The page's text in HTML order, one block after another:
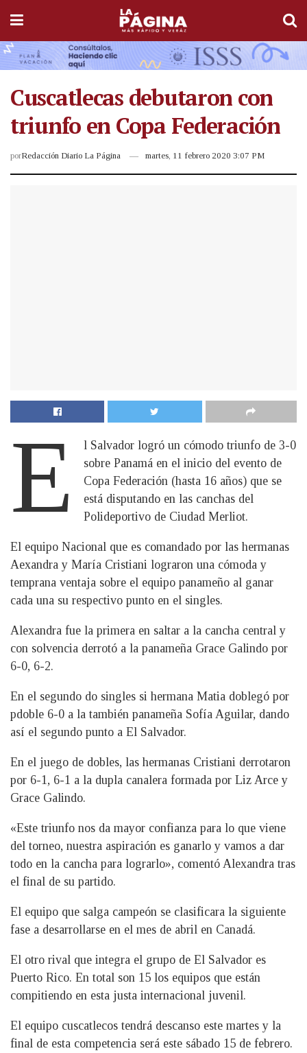
Cuscatlecas debutaron con
triunfo en Copa Federación
porRedacción Diario La Página martes, 11 febrero 2020 3:07 PM
E
l Salvador logró un cómodo triunfo de 3-0
sobre Panamá en el inicio del evento de
Copa Federación (hasta 16 años) que se
está disputando en las canchas del
Polideportivo de Ciudad Merliot.
El equipo Nacional que es comandado por las hermanas
Aexandra y María Cristiani lograron una cómoda y
temprana ventaja sobre el equipo panameño al ganar
cada una su respectivo punto en el singles.
Alexandra fue la primera en saltar a la cancha central y
con solvencia derrotó a la panameña Grace Galindo por
6-0, 6-2.
En el segundo do singles si hermana Matia doblegó por
pdoble 6-0 a la también panameña Sofía Aguilar, dando
así el segundo punto a El Salvador.
En el juego de dobles, las hermanas Cristiani derrotaron
por 6-1, 6-1 a la dupla canalera formada por Liz Arce y
Grace Galindo.
«Este triunfo nos da mayor confianza para lo que viene
del torneo, nuestra aspiración es ganarlo y vamos a dar
todo en la cancha para lograrlo», comentó Alexandra tras
el final de su partido.
El equipo que salga campeón se clasificara la siguiente
fase a desarrollarse en el mes de abril en Canadá.
El otro rival que integra el grupo de El Salvador es
Puerto Rico. En total son 15 los equipos que están
compitiendo en esta justa internacional juvenil.
El equipo cuscatlecos tendrá descanso este martes y la
final de esta competencia será este sábado 15 de febrero.